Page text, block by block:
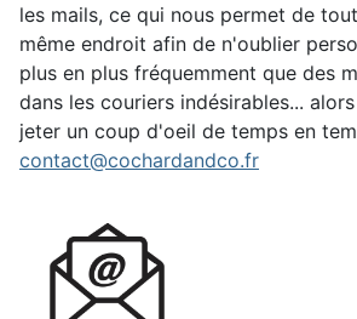
les mails, ce qui nous permet de
même endroit afin de n'oublier
plus en plus fréquemment que des
dans les couriers indésirables...
jeter un coup d'oeil de temps en
contact@cochardandco.fr